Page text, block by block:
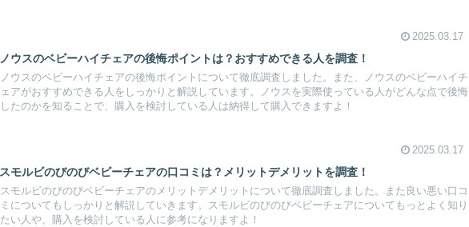
2025.03.17
ノウスのベビーハイチェアの後悔ポイントは？おすすめできる人を調査！
ノウスのベビーハイチェアの後悔ポイントについて徹底調査しました。また、ノウスのベビーハイチ
ェアがおすすめできる人をしっかりと解説しています。ノウスを実際使っている人がどんな点で後悔
したのかを知ることで、購入を検討している人は納得して購入できますよ！
2025.03.17
スモルビのびのびベビーチェアの口コミは？メリットデメリットを調査！
スモルビのびのびベビーチェアのメリットデメリットについて徹底調査しました。また良い悪い口コ
ミについてもしっかりと解説していきます。スモルビのびのびベビーチェアについてもっとよく知り
たい人や、購入を検討している人に参考になりますよ！